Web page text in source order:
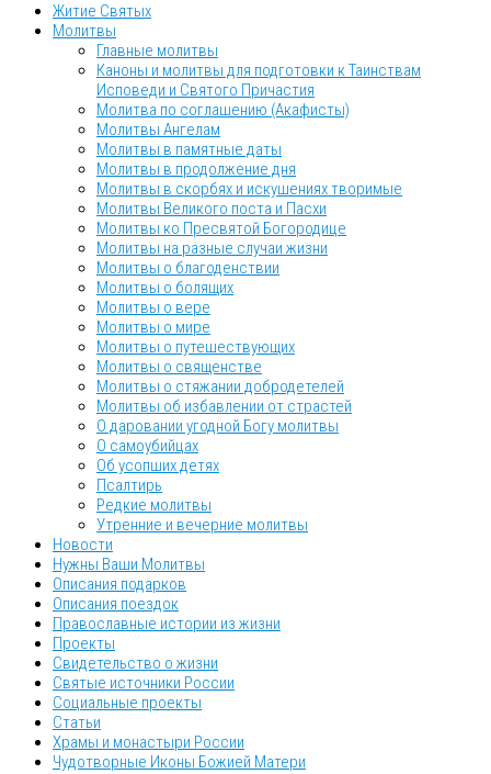
Житие Святых
Молитвы
Главные молитвы
Каноны и молитвы для подготовки к Таинствам
Исповеди и Святого Причастия
Молитва по соглашению (Акафисты)
Молитвы Ангелам
Молитвы в памятные даты
Молитвы в продолжение дня
Молитвы в скорбях и искушениях творимые
Молитвы Великого поста и Пасхи
Молитвы ко Пресвятой Богородице
Молитвы на разные случаи жизни
Молитвы о благоденствии
Молитвы о болящих
Молитвы о вере
Молитвы о мире
Молитвы о путешествующих
Молитвы о священстве
Молитвы о стяжании добродетелей
Молитвы об избавлении от страстей
О даровании угодной Богу молитвы
О самоубийцах
Об усопших детях
Псалтирь
Редкие молитвы
Утренние и вечерние молитвы
Новости
Нужны Ваши Молитвы
Описания подарков
Описания поездок
Православные истории из жизни
Проекты
Свидетельство о жизни
Святые источники России
Социальные проекты
Статьи
Храмы и монастыри России
Чудотворные Иконы Божией Матери